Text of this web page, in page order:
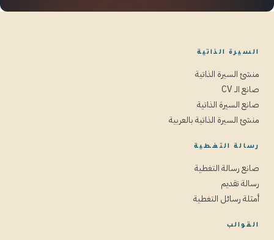
السيرة الذاتية
منشئ السيرة الذاتية
صانع الـ CV
صانع السيرة الذاتية
منشئ السيرة الذاتية بالعربية
رسالة التغطية
صانع رسالة التغطية
رسالة تقديم
أمثلة رسائل التغطية
القوالب